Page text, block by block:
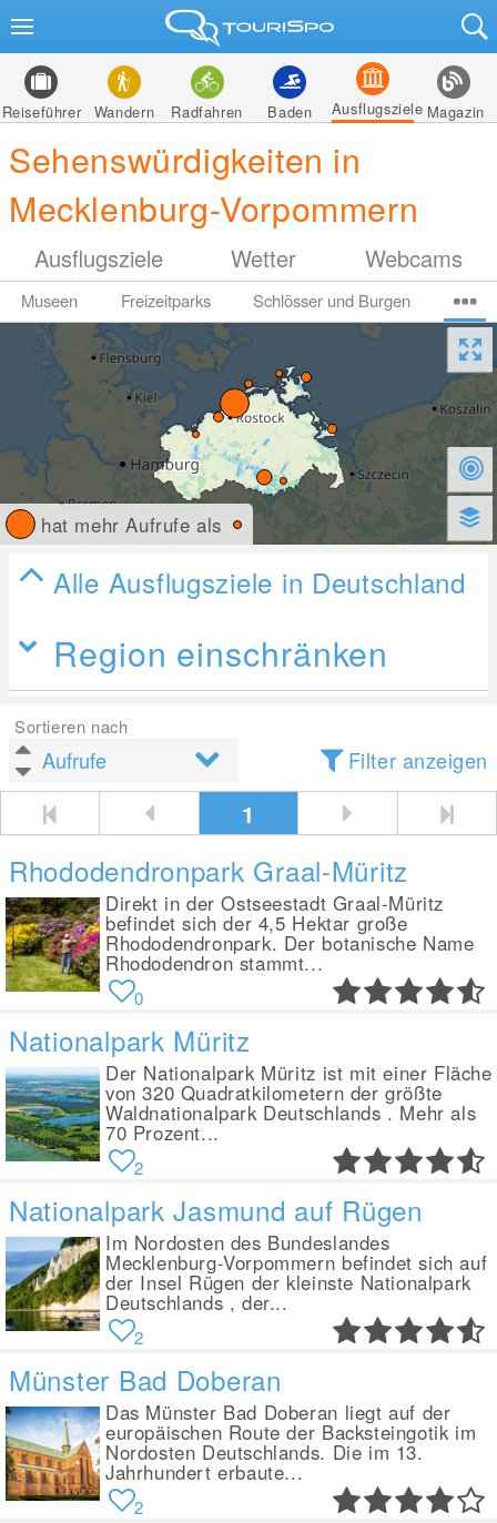
Reiseführer Wandern Radfahren Baden Ausflugsziele Magazin
Sehenswürdigkeiten in
Mecklenburg-Vorpommern
Ausflugsziele Wetter Webcams
Museen Freizeitparks Schlösser und Burgen
hat mehr Aufrufe als
Alle Ausflugsziele in Deutschland
Region einschränken
Sortieren nach
Filter anzeigen
1
Rhododendronpark Graal-Müritz
Direkt in der Ostseestadt Graal-Müritz
befindet sich der 4,5 Hektar große
Rhododendronpark. Der botanische Name
Rhododendron stammt...
0
Nationalpark Müritz
Der Nationalpark Müritz ist mit einer Fläche
von 320 Quadratkilometern der größte
Waldnationalpark Deutschlands . Mehr als
70 Prozent...
2
Nationalpark Jasmund auf Rügen
Im Nordosten des Bundeslandes
Mecklenburg-Vorpommern befindet sich auf
der Insel Rügen der kleinste Nationalpark
Deutschlands , der...
2
Münster Bad Doberan
Das Münster Bad Doberan liegt auf der
europäischen Route der Backsteingotik im
Nordosten Deutschlands. Die im 13.
Jahrhundert erbaute...
2